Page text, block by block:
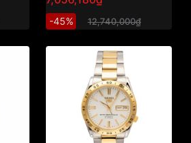
-45% 12,740,000₫